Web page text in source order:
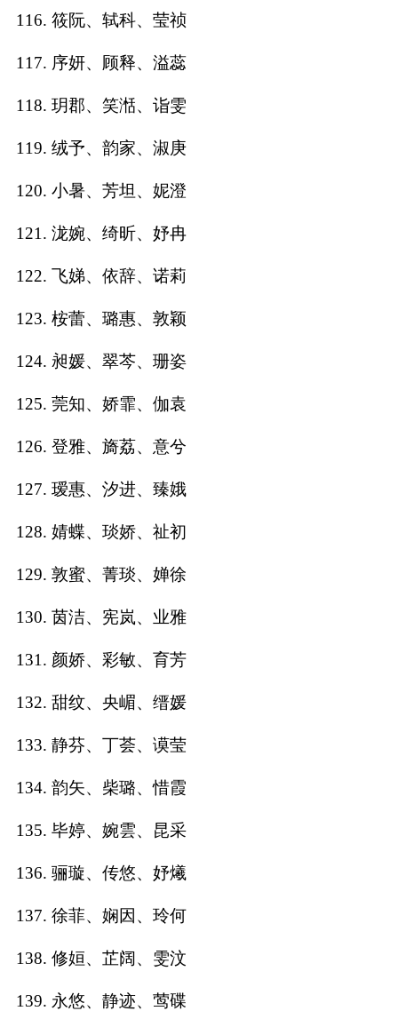
116. 筱阮、轼科、莹祯
117. 序妍、顾释、溢蕊
118. 玥郡、笑湉、诣雯
119. 绒予、韵家、淑庚
120. 小暑、芳坦、妮澄
121. 泷婉、绮昕、妤冉
122. 飞娣、依辞、诺莉
123. 桉蕾、璐惠、敦颖
124. 昶媛、翠芩、珊姿
125. 莞知、娇霏、伽袁
126. 登雅、旖荔、意兮
127. 瑷惠、汐进、臻娥
128. 婧蝶、琰娇、祉初
129. 敦蜜、菁琰、婵徐
130. 茵洁、宪岚、业雅
131. 颜娇、彩敏、育芳
132. 甜纹、央嵋、缙媛
133. 静芬、丁荟、谟莹
134. 韵矢、柴璐、惜霞
135. 毕婷、婉雲、昆采
136. 骊璇、传悠、妤爔
137. 徐菲、娴因、玲何
138. 修姮、芷阔、雯汶
139. 永悠、静迹、莺碟